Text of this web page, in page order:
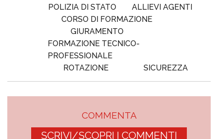
POLIZIA DI STATO
ALLIEVI AGENTI
CORSO DI FORMAZIONE
GIURAMENTO
FORMAZIONE TECNICO-
PROFESSIONALE
ROTAZIONE
SICUREZZA
COMMENTA
SCRIVI/SCOPRI I COMMENTI